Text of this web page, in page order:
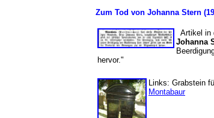
Zum Tod von Johanna Stern
Artikel in
Johanna
hervor."
Links: Grabstein
Montabaur